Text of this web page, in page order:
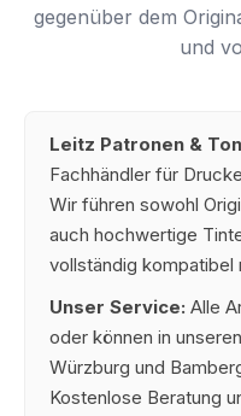
gegenüber dem
und
Leitz Patronen &
Fachhändler für
Wir führen sowohl
auch hochwertige
vollständig
Unser Service: Alle
oder können in
Würzburg und
Kostenlose Beratung